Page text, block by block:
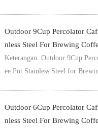
Outdoor 9Cup Percolator
Nless Steel For Brewing
Ve And Fire
Keterangan: Outdoor 9Cup
ee Pot Stainless Steel for
Outdoor 6Cup Percolator
Nless Steel For Brewing